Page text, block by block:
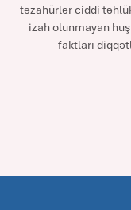
təzahürlər ciddi
izah olunmayan
faktları